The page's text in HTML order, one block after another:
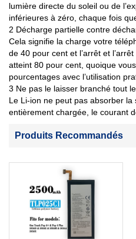
lumière directe du soleil ou de
inférieures à zéro, chaque fois
2 Décharge partielle contre
Cela signifie la charge votre
de 40 pour cent et l’arrêt et
atteint 80 pour cent, quoique
pourcentages avec l’utilisation
3 Ne pas le laisser branché tout
Le Li-ion ne peut pas absorber
entièrement chargée, le courant
Produits Recommandés